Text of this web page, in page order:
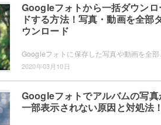
Googleフォトから一括ダウンロ
ドする方法！写真・動画を全部
ウンロード
2020年03月10日
Googleフォトでアルバムの写真
一部表示されない原因と対処法